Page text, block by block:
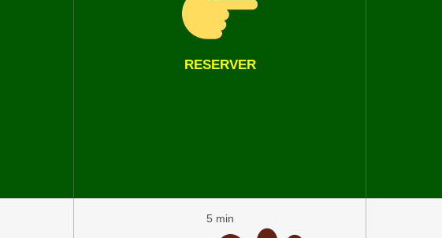
RESERVER
5 min